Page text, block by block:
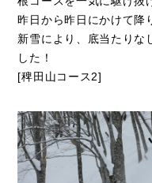
昨日から昨日にかけて降
新雪により、底当たりな
した！
[稗田山コース2]